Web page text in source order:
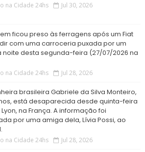
na Cidade 24hs Jul 30, 2026
ficou preso às ferragens após um Fiat
com uma carroceria puxada por um
noite desta segunda-feira (27/07/2026 na
na Cidade 24hs Jul 28, 2026
brasileira Gabriele da Silva Monteiro,
está desaparecida desde quinta-feira
na França. A informação foi
por uma amiga dela, Lívia Possi, ao
na Cidade 24hs Jul 28, 2026